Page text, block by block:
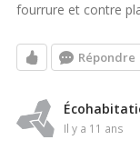
fourrure et contre
Répondre
il y a 11 ans